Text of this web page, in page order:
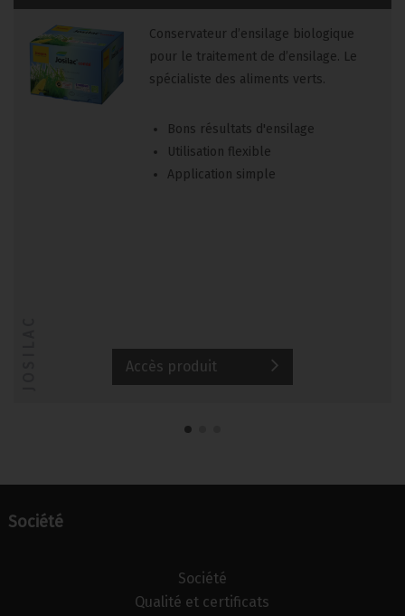
Conservateur d’ensilage biologique
pour le traitement de d’ensilage. Le
spécialiste des aliments verts.
Bons résultats d'ensilage
Utilisation flexible
Application simple
Accès produit
Société
Société
Qualité et certificats